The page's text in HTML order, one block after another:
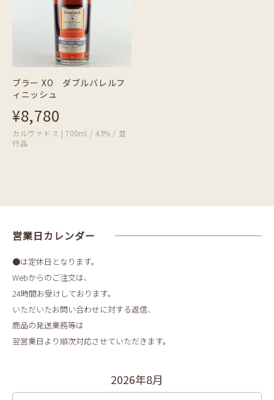
ブラー XO ダブルバレルフ
ィニッシュ
¥8,780
カルヴァドス | 700ml / 43% / 並
行品
営業日カレンダー
●は定休日となります。
Webからのご注文は、
24時間お受けしております。
いただいたお問い合わせに対する返信、
商品の発送業務等は
翌営業日より順次対応させていただきます。
2026年8月